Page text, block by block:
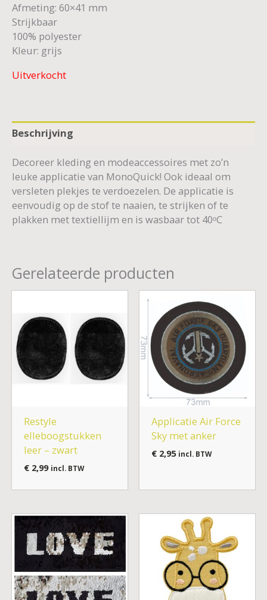
Afmeting: 60×41 mm
Strijkbaar
100% polyester
Kleur: grijs
Uitverkocht
Beschrijving
Decoreer kleding en modeaccessoires met zo’n
leuke applicatie van MonoQuick! Ook ideaal om
versleten plekjes te verdoezelen. De applicatie is
eenvoudig op de stof te naaien, te strijken of te
plakken met textiellijm en is wasbaar tot 40ᵒC
Gerelateerde producten
Restyle
elleboogstukken
leer – zwart
€2,99 incl. BTW
Applicatie Air Force
Sky met anker
€2,95 incl. BTW